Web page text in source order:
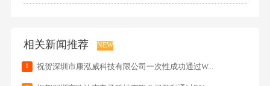
相关新闻推荐 NEW
1 祝贺深圳市康泓威科技有限公司一次性成功通过W...